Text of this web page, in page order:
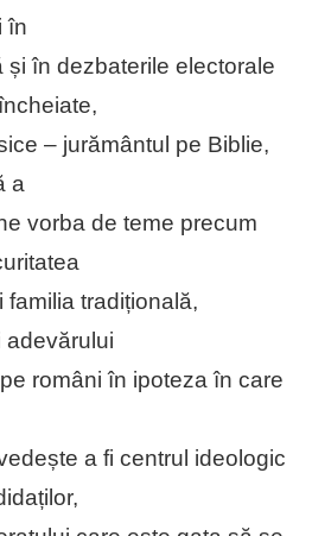
în
și în dezbaterile electorale
– jurământul pe Biblie,
a
vorba de teme precum
tradițională,
adevărului
români în ipoteza în care
a fi centrul ideologic